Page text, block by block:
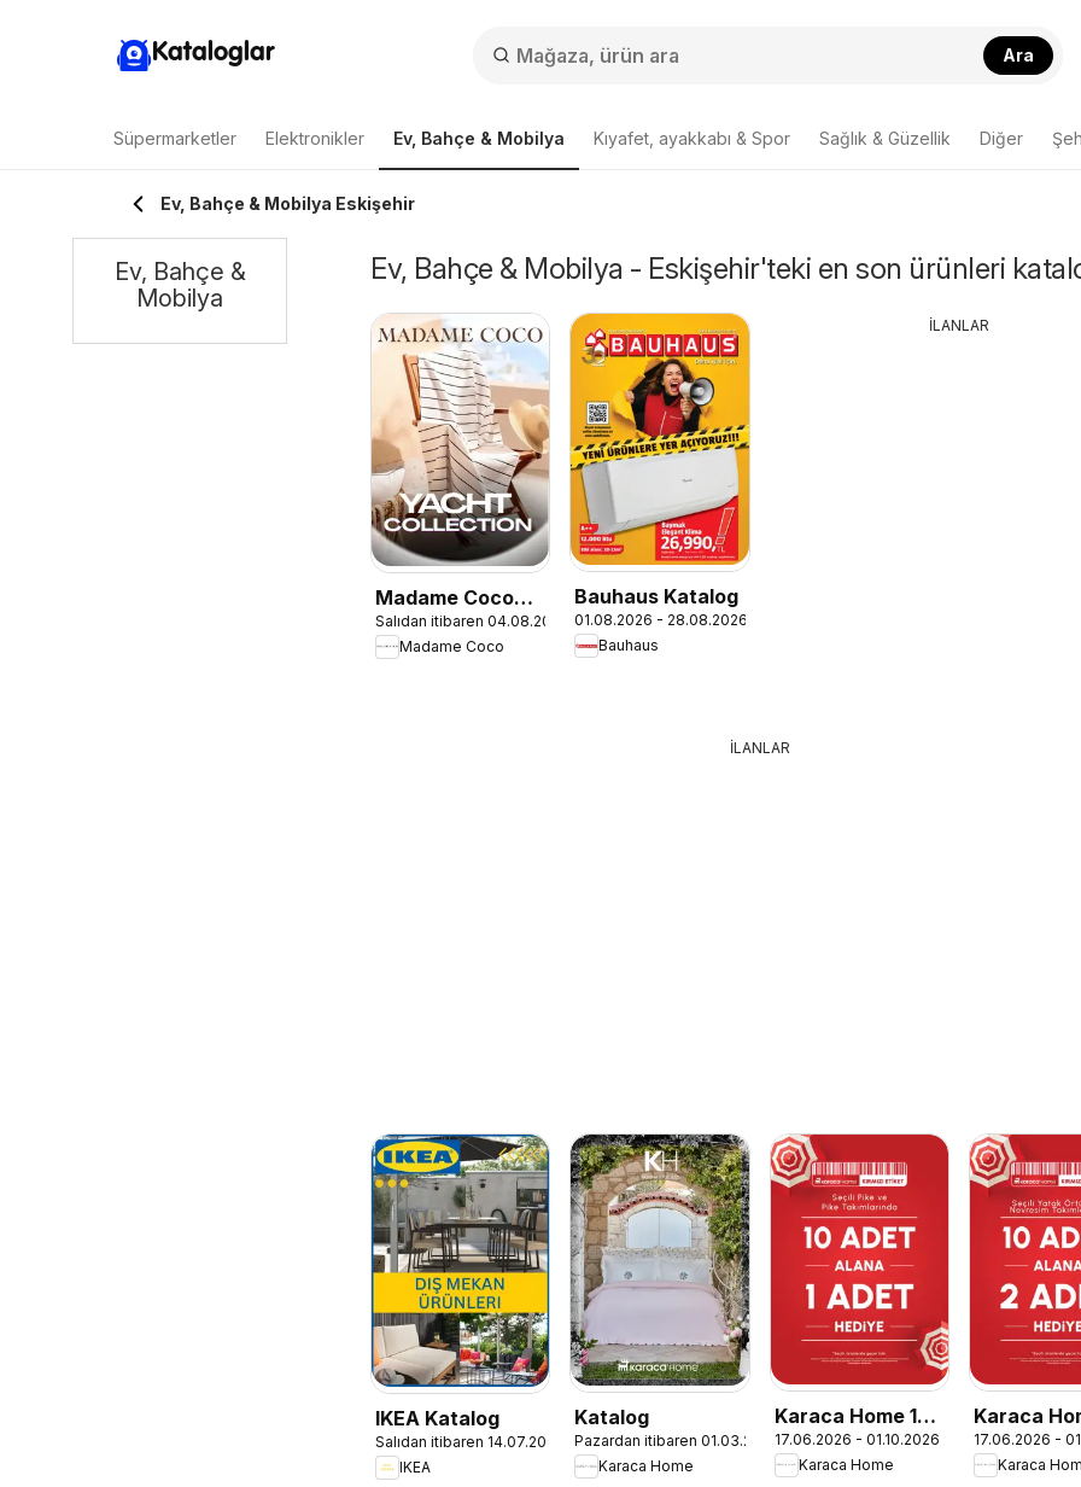
Kataloglar Ara
Süpermarketler Elektronikler Ev, Bahçe & Mobilya Kıyafet, ayakkabı & Spor Sağlık & Güzellik Diğer
Ev, Bahçe & Mobilya Eskişehir
Ev, Bahçe & Mobilya - Eskişehir'teki en son ürünleri
Madame Coco
İndirim
Salıdan itibaren 04.08.2026
Madame Coco
Bauhaus Katalog
01.08.2026 - 28.08.2026
Bauhaus
İLANLAR
İLANLAR
IKEA Katalog
Salıdan itibaren 14.07.2026
IKEA
Katalog
Pazardan itibaren 01.03.2026
Karaca Home
Karaca Home 10
Adet Alana 1
Adet Hediye
17.06.2026 - 01.10.2026
Karaca Home
Karaca
Adet
Adet
17.06.2026 -
Karaca
Ev, Bahçe &
Mobilya